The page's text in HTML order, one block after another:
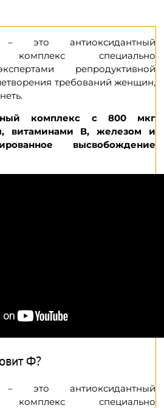
это антиоксидантный
комплекс специально
репродуктивной
требований женщин,
комплекс с 800 мкг
витаминами В, железом и
высвобождение
Ф?
это антиоксидантный
комплекс специально